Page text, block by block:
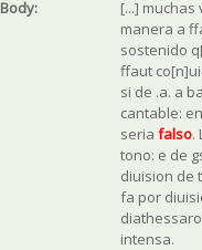
Body:
[...]
manera a
sostenido
ffaut
si de .a. a
cantable:
seriafalso.
tono: e de
diuision de
fa por
intensa.